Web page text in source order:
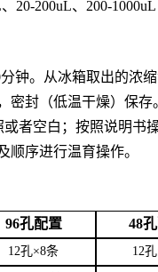
20-200uL、200-1000uL
钟。从冰箱取出的浓
密封（低温干燥）保存
者空白；按照说明
顺序进行温育操作。
96孔配置 48
12孔×8条 12